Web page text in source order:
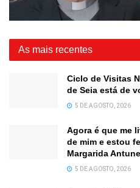
As mais recentes
Ciclo de Visitas
de Seia está de
5 DE AGOSTO, 2026
Agora é que me
de mim e estou
Margarida
5 DE AGOSTO, 2026